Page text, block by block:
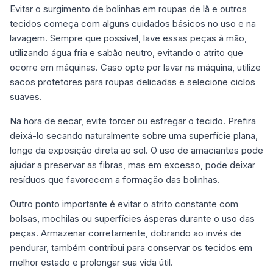
Evitar o surgimento de bolinhas em roupas de lã e outros
tecidos começa com alguns cuidados básicos no uso e na
lavagem. Sempre que possível, lave essas peças à mão,
utilizando água fria e sabão neutro, evitando o atrito que
ocorre em máquinas. Caso opte por lavar na máquina, utilize
sacos protetores para roupas delicadas e selecione ciclos
suaves.
Na hora de secar, evite torcer ou esfregar o tecido. Prefira
deixá-lo secando naturalmente sobre uma superfície plana,
longe da exposição direta ao sol. O uso de amaciantes pode
ajudar a preservar as fibras, mas em excesso, pode deixar
resíduos que favorecem a formação das bolinhas.
Outro ponto importante é evitar o atrito constante com
bolsas, mochilas ou superfícies ásperas durante o uso das
peças. Armazenar corretamente, dobrando ao invés de
pendurar, também contribui para conservar os tecidos em
melhor estado e prolongar sua vida útil.